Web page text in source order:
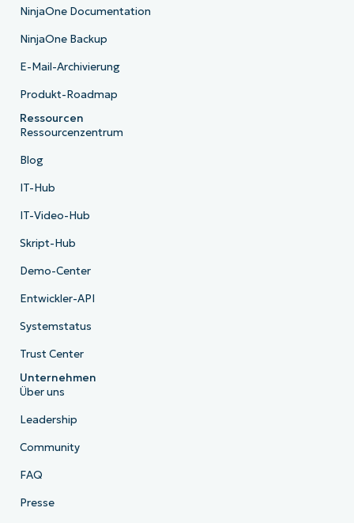
NinjaOne Documentation
NinjaOne Backup
E-Mail-Archivierung
Produkt-Roadmap
Ressourcen
Ressourcenzentrum
Blog
IT-Hub
IT-Video-Hub
Skript-Hub
Demo-Center
Entwickler-API
Systemstatus
Trust Center
Unternehmen
Über uns
Leadership
Community
FAQ
Presse